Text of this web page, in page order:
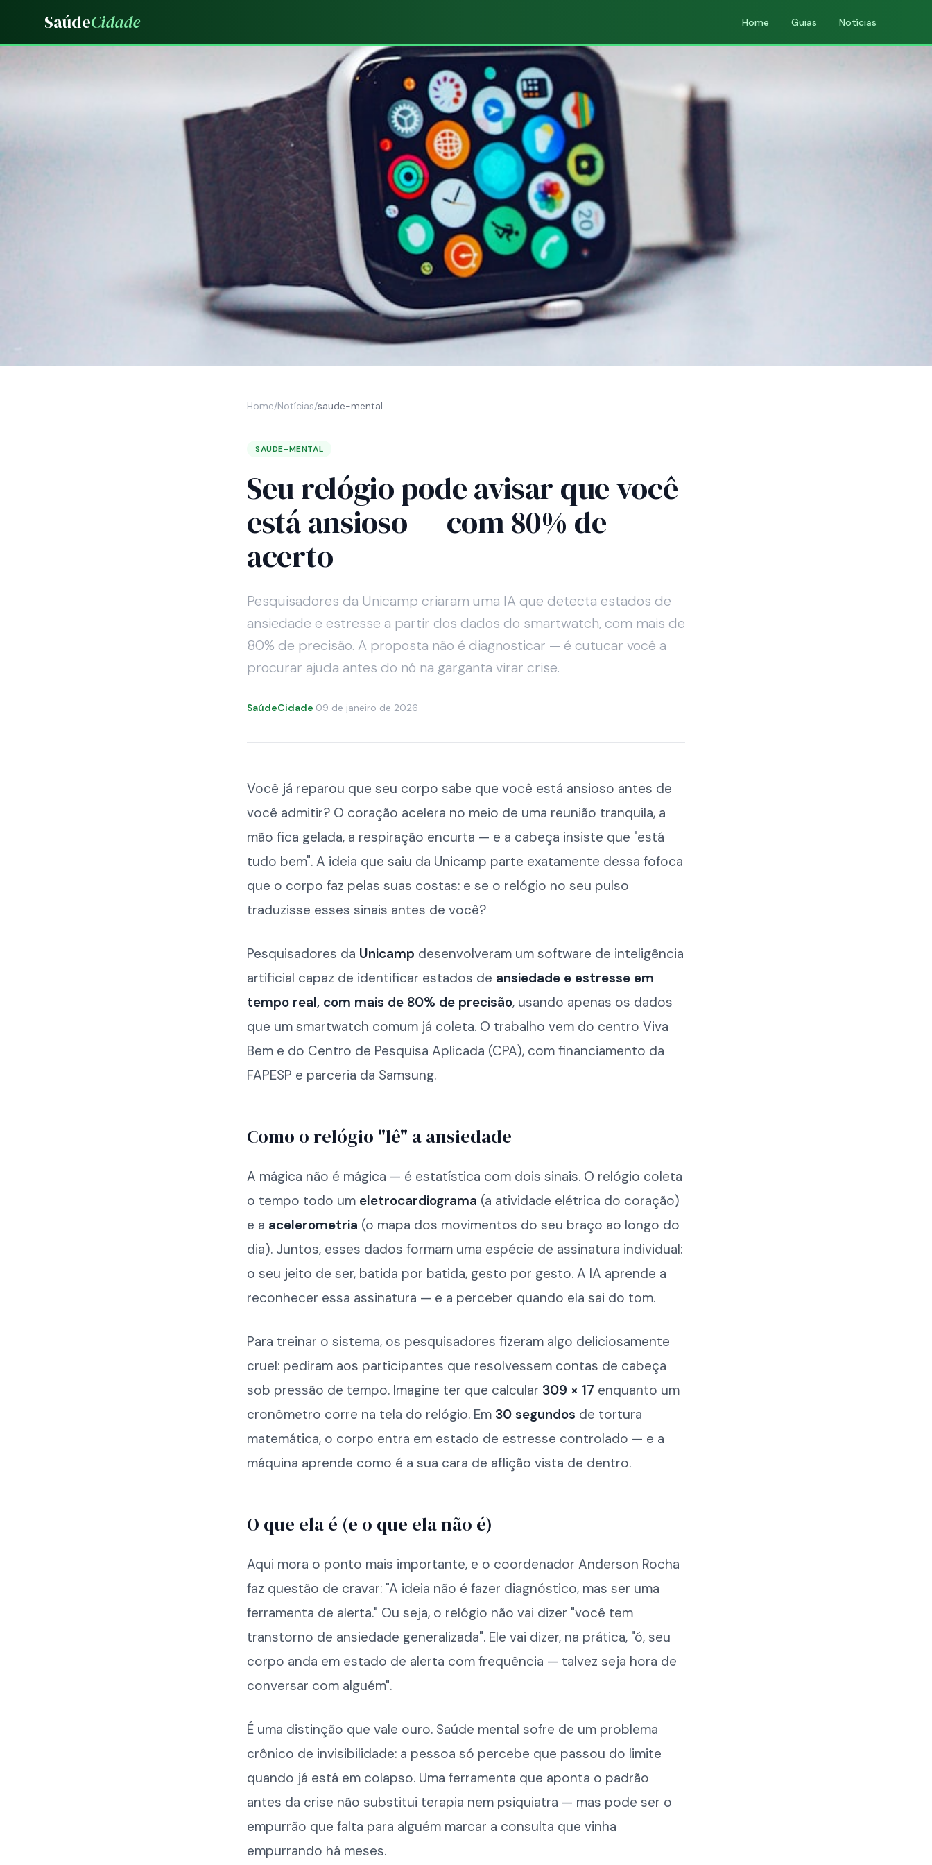
SaúdeCidade Home Guias Notícias
Home/Notícias/saude-mental
SAUDE-MENTAL
Seu relógio pode avisar que você
está ansioso — com 80% de
acerto
Pesquisadores da Unicamp criaram uma IA que detecta estados de
ansiedade e estresse a partir dos dados do smartwatch, com mais de
80% de precisão. A proposta não é diagnosticar — é cutucar você a
procurar ajuda antes do nó na garganta virar crise.
SaúdeCidade·09 de janeiro de 2026
Você já reparou que seu corpo sabe que você está ansioso antes de
você admitir? O coração acelera no meio de uma reunião tranquila, a
mão fica gelada, a respiração encurta — e a cabeça insiste que "está
tudo bem". A ideia que saiu da Unicamp parte exatamente dessa fofoca
que o corpo faz pelas suas costas: e se o relógio no seu pulso
traduzisse esses sinais antes de você?
Pesquisadores da Unicamp desenvolveram um software de inteligência
artificial capaz de identificar estados de ansiedade e estresse em
tempo real, com mais de 80% de precisão, usando apenas os dados
que um smartwatch comum já coleta. O trabalho vem do centro Viva
Bem e do Centro de Pesquisa Aplicada (CPA), com financiamento da
FAPESP e parceria da Samsung.
Como o relógio "lê" a ansiedade
A mágica não é mágica — é estatística com dois sinais. O relógio coleta
o tempo todo um eletrocardiograma (a atividade elétrica do coração)
e a acelerometria (o mapa dos movimentos do seu braço ao longo do
dia). Juntos, esses dados formam uma espécie de assinatura individual:
o seu jeito de ser, batida por batida, gesto por gesto. A IA aprende a
reconhecer essa assinatura — e a perceber quando ela sai do tom.
Para treinar o sistema, os pesquisadores fizeram algo deliciosamente
cruel: pediram aos participantes que resolvessem contas de cabeça
sob pressão de tempo. Imagine ter que calcular 309 × 17 enquanto um
cronômetro corre na tela do relógio. Em 30 segundos de tortura
matemática, o corpo entra em estado de estresse controlado — e a
máquina aprende como é a sua cara de aflição vista de dentro.
O que ela é (e o que ela não é)
Aqui mora o ponto mais importante, e o coordenador Anderson Rocha
faz questão de cravar: "A ideia não é fazer diagnóstico, mas ser uma
ferramenta de alerta." Ou seja, o relógio não vai dizer "você tem
transtorno de ansiedade generalizada". Ele vai dizer, na prática, "ó, seu
corpo anda em estado de alerta com frequência — talvez seja hora de
conversar com alguém".
É uma distinção que vale ouro. Saúde mental sofre de um problema
crônico de invisibilidade: a pessoa só percebe que passou do limite
quando já está em colapso. Uma ferramenta que aponta o padrão
antes da crise não substitui terapia nem psiquiatra — mas pode ser o
empurrão que falta para alguém marcar a consulta que vinha
empurrando há meses.